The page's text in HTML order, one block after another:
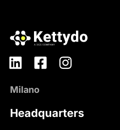
Milano
Headquarters